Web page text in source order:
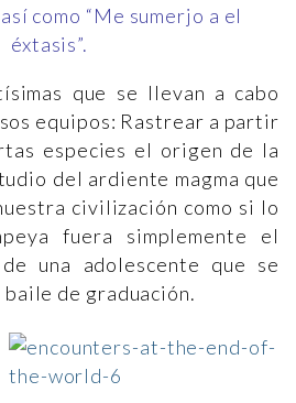
como “Me sumerjo a el
éxtasis”.
que se llevan a cabo
equipos: Rastrear a partir
especies el origen de la
del ardiente magma que
civilización como si lo
fuera simplemente el
una adolescente que se
de graduación.